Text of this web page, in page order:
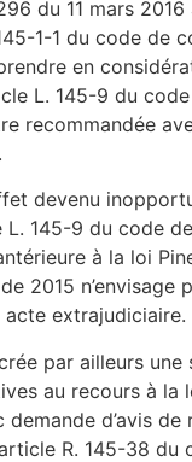
du 11 mars
1-1 du code de
en
L. 145-9 du
recommandée
devenu
L. 145-9 du code
à la loi
2015 n’envisage
extrajudiciaire.
par ailleurs
au recours à la
demande d’avis de
R. 145-38 du